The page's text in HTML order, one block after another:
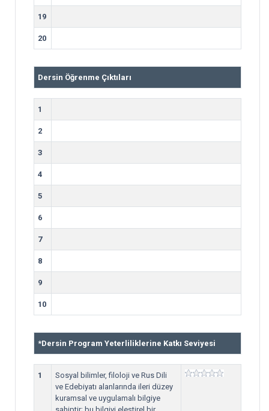
19
20
Dersin Öğrenme Çıktıları
1
2
3
4
5
6
7
8
9
10
*Dersin Program Yeterliliklerine Katkı Seviyesi
1
Sosyal bilimler, filoloji ve Rus Dili
ve Edebiyatı alanlarında ileri düzey
kuramsal ve uygulamalı bilgiye